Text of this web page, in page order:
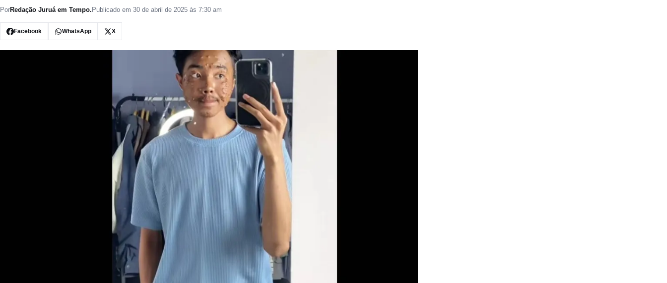
PorRedação Juruá em Tempo. Publicado em 30 de abril de 2025 às 7:30 am
Facebook WhatsApp X